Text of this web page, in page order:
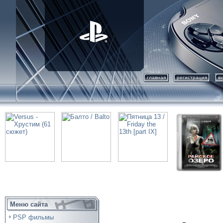
главная регистрация
Меню сайта
PSP фильмы